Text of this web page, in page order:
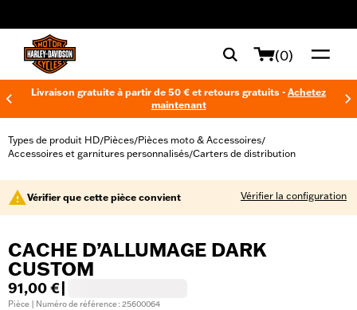
(0)
Livraison gratuite à partir de 50 € et retours gratuits - Achetez
maintenant
Types de produit HD/Pièces/Pièces moto & Accessoires/
Accessoires et garnitures personnalisés/Carters de distribution
Vérifier que cette pièce convient Vérifier la configuration
CACHE D’ALLUMAGE DARK
CUSTOM
91,00 €
Pièce | Numéro de référence : 25600064